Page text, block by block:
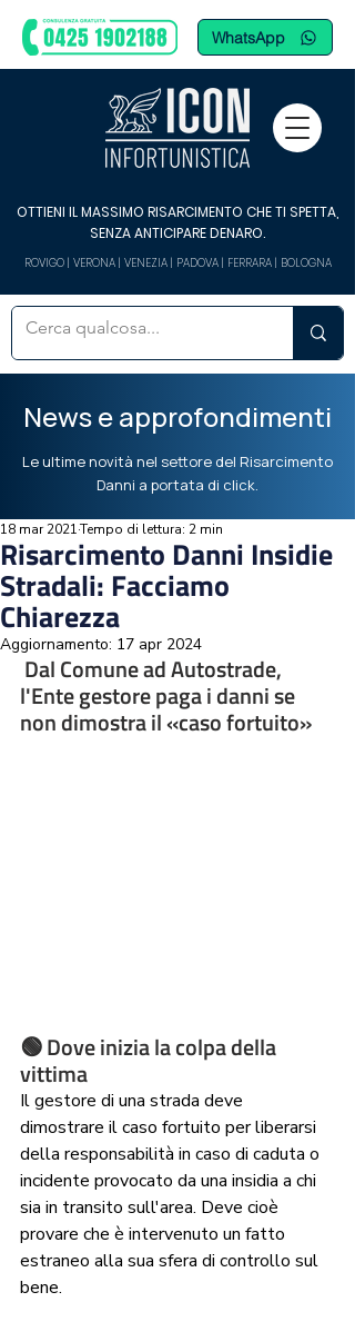
WhatsApp
OTTIENI IL MASSIMO RISARCIMENTO CHE TI SPETTA,
SENZA ANTICIPARE DENARO.
ROVIGO | VERONA | VENEZIA | PADOVA | FERRARA | BOLOGNA
News e approfondimenti
Le ultime novità nel settore del Risarcimento
Danni a portata di click.
Risarcimento Danni Insidie
Stradali: Facciamo
Chiarezza
18 mar 2021Tempo di lettura: 2 min
Aggiornamento: 17 apr 2024
Dal Comune ad Autostrade,
l'Ente gestore paga i danni se
non dimostra il «caso fortuito»
🟢 Dove inizia la colpa della
vittima
Il gestore di una strada deve
dimostrare il caso fortuito per liberarsi
della responsabilità in caso di caduta o
incidente provocato da una insidia a chi
sia in transito sull'area. Deve cioè
provare che è intervenuto un fatto
estraneo alla sua sfera di controllo sul
bene.